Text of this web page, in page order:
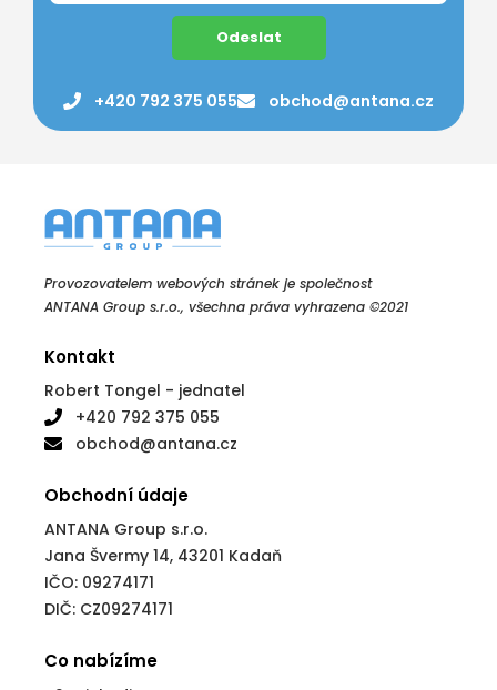
Odeslat
+420 792 375 055 obchod@antana.cz
Provozovatelem webových stránek je společnost
ANTANA Group s.r.o., všechna práva vyhrazena ©2021
Kontakt
Robert Tongel - jednatel
+420 792 375 055
obchod@antana.cz
Obchodní údaje
ANTANA Group s.r.o.
Jana Švermy 14, 43201 Kadaň
IČO: 09274171
DIČ: CZ09274171
Co nabízíme